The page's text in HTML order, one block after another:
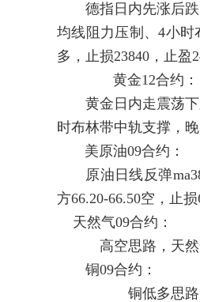
德指日内先涨后跌
均线阻力压制、4小时
多，止损23840，止盈
黄金12合约：
黄金日内走震荡下
时布林带中轨支撑，晚
美原油09合约：
原油日线反弹ma38
方66.20-66.50空，止损
天然气09合约：
高空思路，天然气
铜09合约：
铜低多思路，铜建